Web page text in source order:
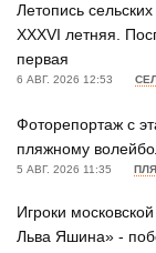
5 АВГ. 09:23
Есть место,
Алтайского
соревнования
4 АВГ. 17:45
Игроки
Яшина» -
Геннадия
Летопись
XXXVI летняя.
первая
6 АВГ. 2026 12:53
Фоторепортаж с
пляжному
5 АВГ. 2026 11:35
Игроки
Льва Яшина» -